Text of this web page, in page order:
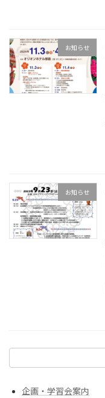
お知らせ
お知らせ
企画・学習会案内